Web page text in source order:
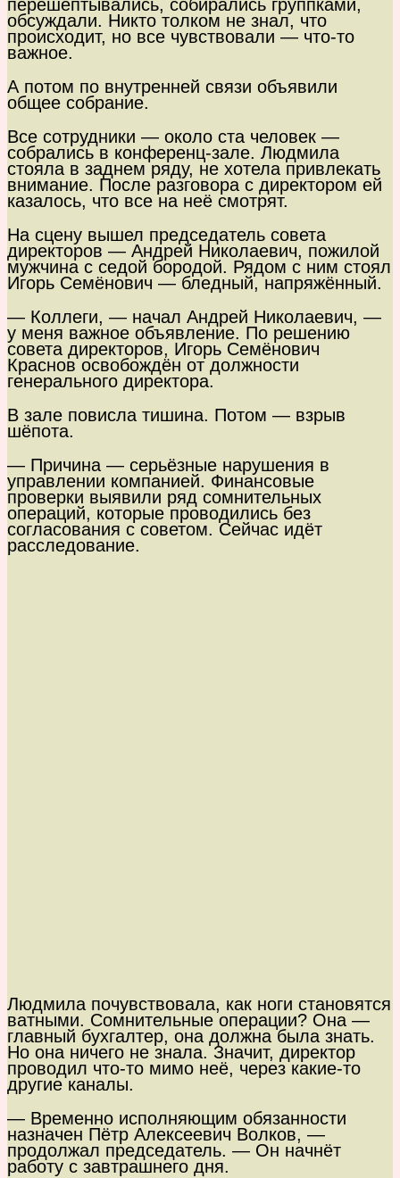
перешёптывались, собирались группками,
обсуждали. Никто толком не знал, что
происходит, но все чувствовали — что-то
важное.
А потом по внутренней связи объявили
общее собрание.
Все сотрудники — около ста человек —
собрались в конференц-зале. Людмила
стояла в заднем ряду, не хотела привлекать
внимание. После разговора с директором ей
казалось, что все на неё смотрят.
На сцену вышел председатель совета
директоров — Андрей Николаевич, пожилой
мужчина с седой бородой. Рядом с ним стоял
Игорь Семёнович — бледный, напряжённый.
— Коллеги, — начал Андрей Николаевич, —
у меня важное объявление. По решению
совета директоров, Игорь Семёнович
Краснов освобождён от должности
генерального директора.
В зале повисла тишина. Потом — взрыв
шёпота.
— Причина — серьёзные нарушения в
управлении компанией. Финансовые
проверки выявили ряд сомнительных
операций, которые проводились без
согласования с советом. Сейчас идёт
расследование.
Людмила почувствовала, как ноги становятся
ватными. Сомнительные операции? Она —
главный бухгалтер, она должна была знать.
Но она ничего не знала. Значит, директор
проводил что-то мимо неё, через какие-то
другие каналы.
— Временно исполняющим обязанности
назначен Пётр Алексеевич Волков, —
продолжал председатель. — Он начнёт
работу с завтрашнего дня.